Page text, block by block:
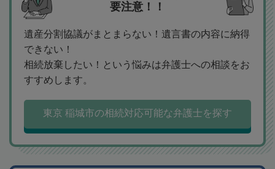
要注意！！
遺産分割協議がまとまらない！遺言書の内容に納得
できない！
相続放棄したい！という悩みは弁護士への相談をお
すすめします。
東京 稲城市の相続対応可能な弁護士を探す